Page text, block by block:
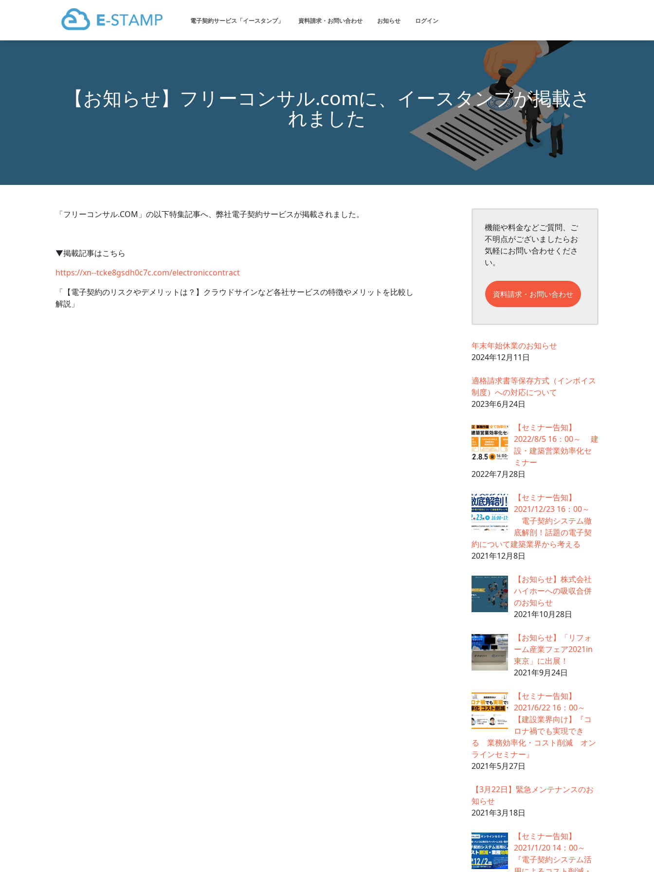
電子契約サービス「イースタンプ」 資料請求・お問い合わせ お知らせ ログイン
【お知らせ】フリーコンサル.comに、イースタンプが掲載さ
れました
「フリーコンサル.COM」の以下特集記事へ、弊社電子契約サービスが掲載されました。
▼掲載記事はこちら
https://xn--tcke8gsdh0c7c.com/electroniccontract
「【電子契約のリスクやデメリットは？】クラウドサインなど各社サービスの特徴やメリットを比較し
解説」
機能や料金などご質問、ご
不明点がございましたらお
気軽にお問い合わせくださ
い。
資料請求・お問い合わせ
年末年始休業のお知らせ
2024年12月11日
適格請求書等保存方式（インボイス
制度）への対応について
2023年6月24日
【セミナー告知】
2022/8/5 16：00～ 建
設・建築営業効率化セ
ミナー
2022年7月28日
【セミナー告知】
2021/12/23 16：00～
電子契約システム徹
底解剖！話題の電子契
約について建築業界から考える
2021年12月8日
【お知らせ】株式会社
ハイホーへの吸収合併
のお知らせ
2021年10月28日
【お知らせ】「リフォ
ーム産業フェア2021in
東京」に出展！
2021年9月24日
【セミナー告知】
2021/6/22 16：00～
【建設業界向け】『コ
ロナ禍でも実現でき
る 業務効率化・コスト削減 オン
ラインセミナー』
2021年5月27日
【3月22日】緊急メンテナンスのお
知らせ
2021年3月18日
【セミナー告知】
2021/1/20 14：00～
『電子契約システム活